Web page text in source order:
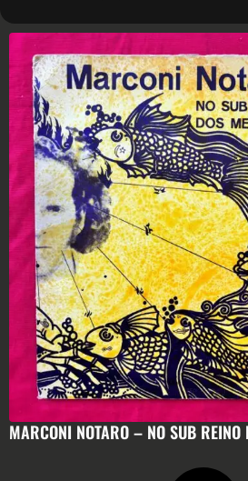
MARCONI NOTARO – NO SUB REINO